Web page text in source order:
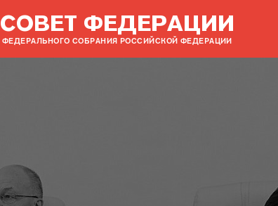
СОВЕТ ФЕДЕРАЦИИ
ФЕДЕРАЛЬНОГО СОБРАНИЯ РОССИЙСКОЙ ФЕДЕРАЦИИ